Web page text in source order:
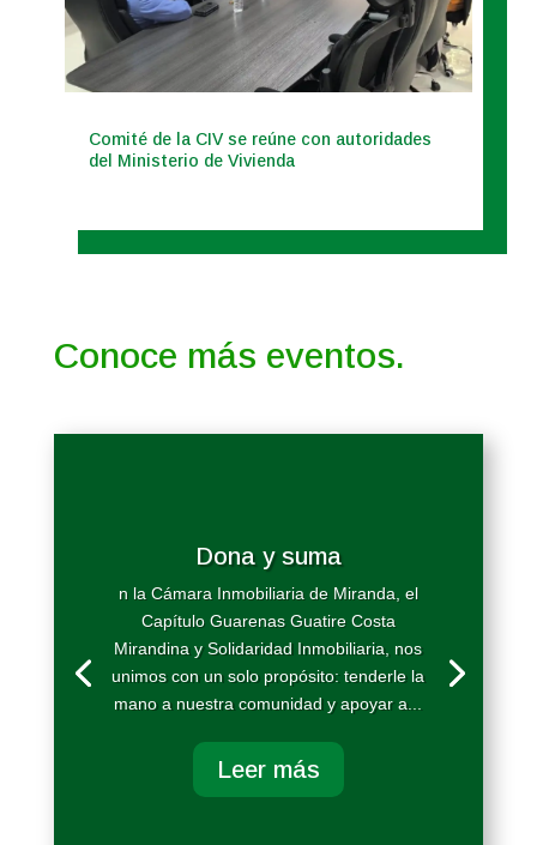
Comité de la CIV se reúne con autoridades
del Ministerio de Vivienda
Conoce más eventos.
Dona y suma
n la Cámara Inmobiliaria de Miranda, el
Capítulo Guarenas Guatire Costa
Mirandina y Solidaridad Inmobiliaria, nos
unimos con un solo propósito: tenderle la
mano a nuestra comunidad y apoyar a...
Leer más